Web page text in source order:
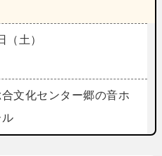
（土）
文化センター郷の音ホ